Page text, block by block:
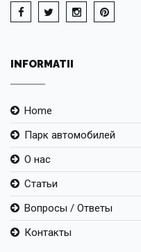
INFORMATII
Home
Парк автомобилей
О нас
Статьи
Вопросы / Ответы
Контакты